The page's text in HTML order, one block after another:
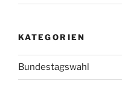
KATEGORIEN
Bundestagswahl